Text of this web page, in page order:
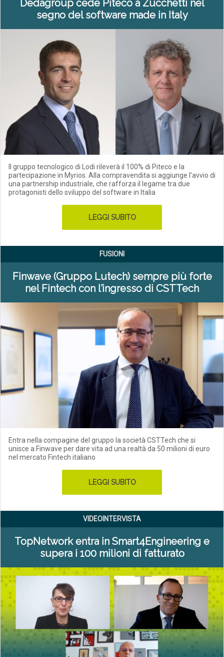
Dedagroup cede Piteco a Zucchetti nel
segno del software made in Italy
Il gruppo tecnologico di Lodi rileverà il 100% di Piteco e la
partecipazione in Myrios. Alla compravendita si aggiunge l’avvio di
una partnership industriale, che rafforza il legame tra due
protagonisti dello sviluppo del software in Italia
LEGGI SUBITO
FUSIONI
Finwave (Gruppo Lutech) sempre più forte
nel Fintech con l’ingresso di CSTTech
Entra nella compagine del gruppo la società CSTTech che si
unisce a Finwave per dare vita ad una realtà da 50 milioni di euro
nel mercato Fintech italiano
LEGGI SUBITO
VIDEOINTERVISTA
TopNetwork entra in Smart4Engineering e
supera i 100 milioni di fatturato